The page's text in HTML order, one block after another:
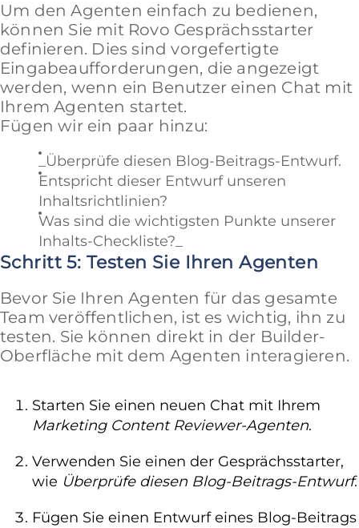
Um den Agenten einfach zu bedienen,
können Sie mit Rovo Gesprächsstarter
definieren. Dies sind vorgefertigte
Eingabeaufforderungen, die angezeigt
werden, wenn ein Benutzer einen Chat mit
Ihrem Agenten startet.
Fügen wir ein paar hinzu:
_Überprüfe diesen Blog-Beitrags-Entwurf.
Entspricht dieser Entwurf unseren
Inhaltsrichtlinien?
Was sind die wichtigsten Punkte unserer
Inhalts-Checkliste?_
Schritt 5: Testen Sie Ihren Agenten
Bevor Sie Ihren Agenten für das gesamte
Team veröffentlichen, ist es wichtig, ihn zu
testen. Sie können direkt in der Builder-
Oberfläche mit dem Agenten interagieren.
Starten Sie einen neuen Chat mit Ihrem
Marketing Content Reviewer-Agenten.
Verwenden Sie einen der Gesprächsstarter,
wie Überprüfe diesen Blog-Beitrags-Entwurf.
Fügen Sie einen Entwurf eines Blog-Beitrags